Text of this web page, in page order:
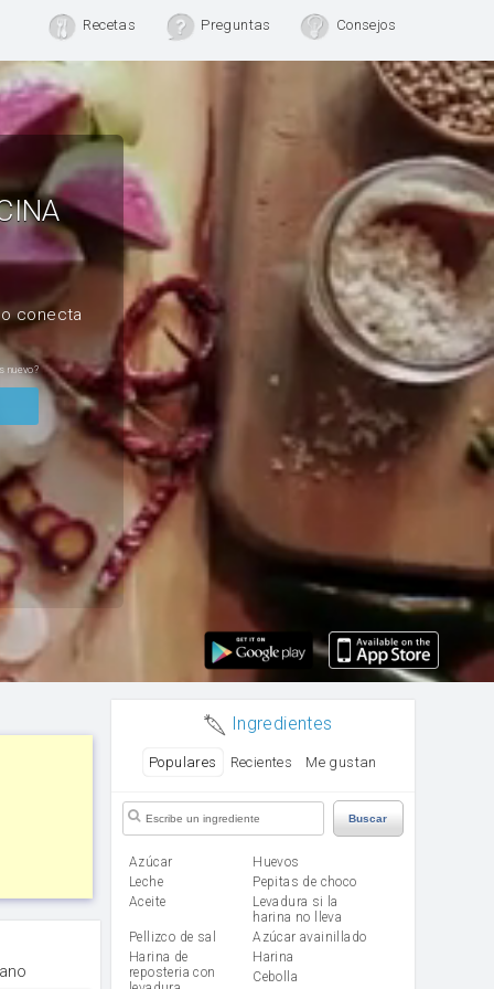
Recetas Preguntas Consejos
conecta
nuevo?
Ingredientes
Populares Recientes Me gustan
Buscar
Azúcar
huevos
leche
Pepitas de choco
aceite
Levadura si la
harina no lleva
Pellizco de sal
Azúcar avainillado
Harina de
reposteria con
harina
cebolla